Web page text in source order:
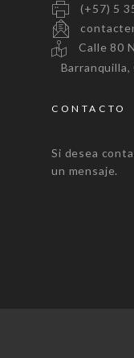
(+57) 5
Calle 80
Barranquilla,
CONTACTO
Si desea
un mensaje.